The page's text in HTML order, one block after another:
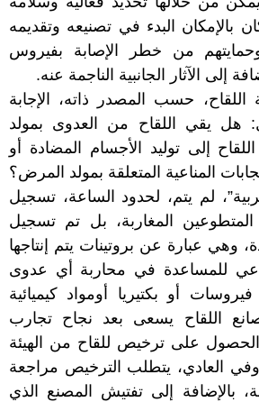
بالإمكان البدء في تصنيعه وتقديمه
وحمايتهم من خطر الإصابة بفيروس
إلى الآثار الجانبية الناجمة عنه.
اللقاح، حسب المصدر ذاته، الإجابة
هل يقي اللقاح من العدوى بمولد
إلى توليد الأجسام المضادة أو
المناعية المتعلقة بمولد المرض؟
لم يتم، لحدود الساعة، تسجيل
المغاربة، بل تم تسجيل
وهي عبارة عن بروتينات يتم إنتاجها
للمساعدة في محاربة أي عدوى
أو بكتيريا أومواد كيميائية
اللقاح يسعى بعد نجاح تجارب
الحصول على ترخيص للقاح من الهيئة
وفي العادي، يتطلب الترخيص مراجعة
بالإضافة إلى تفتيش المصنع الذي